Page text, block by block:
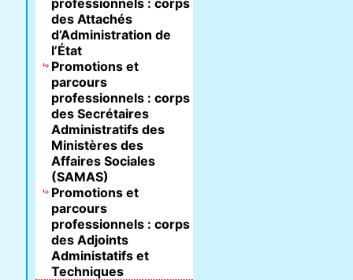
professionnels : corps
des Attachés
d’Administration de
l’État
Promotions et
parcours
professionnels : corps
des Secrétaires
Administratifs des
Ministères des
Affaires Sociales
(SAMAS)
Promotions et
parcours
professionnels : corps
des Adjoints
Administatifs et
Techniques